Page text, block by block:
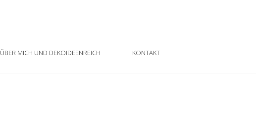
ÜBER MICH UND DEKOIDEENREICH KONTAKT